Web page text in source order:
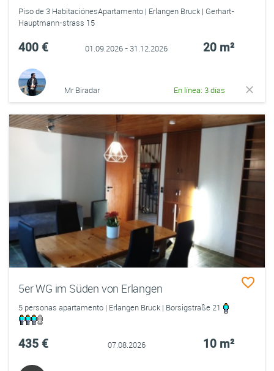
Piso de 3 HabitaciónesApartamento | Erlangen Bruck | Gerhart-
Hauptmann-strass 15
400 € 01.09.2026 - 31.12.2026 20 m²
Mr Biradar En línea: 3 días
5er WG im Süden von Erlangen
5 personas apartamento | Erlangen Bruck | Borsigstraße 21
435 € 07.08.2026 10 m²